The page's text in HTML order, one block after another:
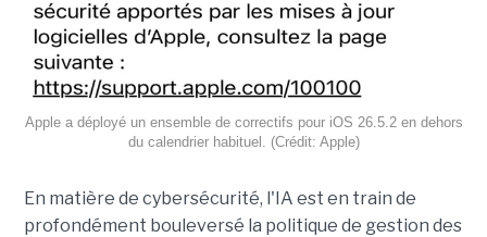
Apple a déployé un ensemble de correctifs pour iOS 26.5.2 en dehors
du calendrier habituel. (Crédit: Apple)
En matière de cybersécurité, l'IA est en train de
profondément bouleversé la politique de gestion des